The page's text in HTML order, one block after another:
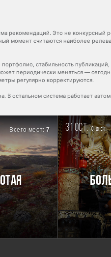
рекомендаций. Это не конкурсный
момент считаются наиболее
портфолио, стабильность публикаций,
периодически меняться —
регулярно корректируются.
В остальном система работает
Всего мест:7 31 oct.10дней